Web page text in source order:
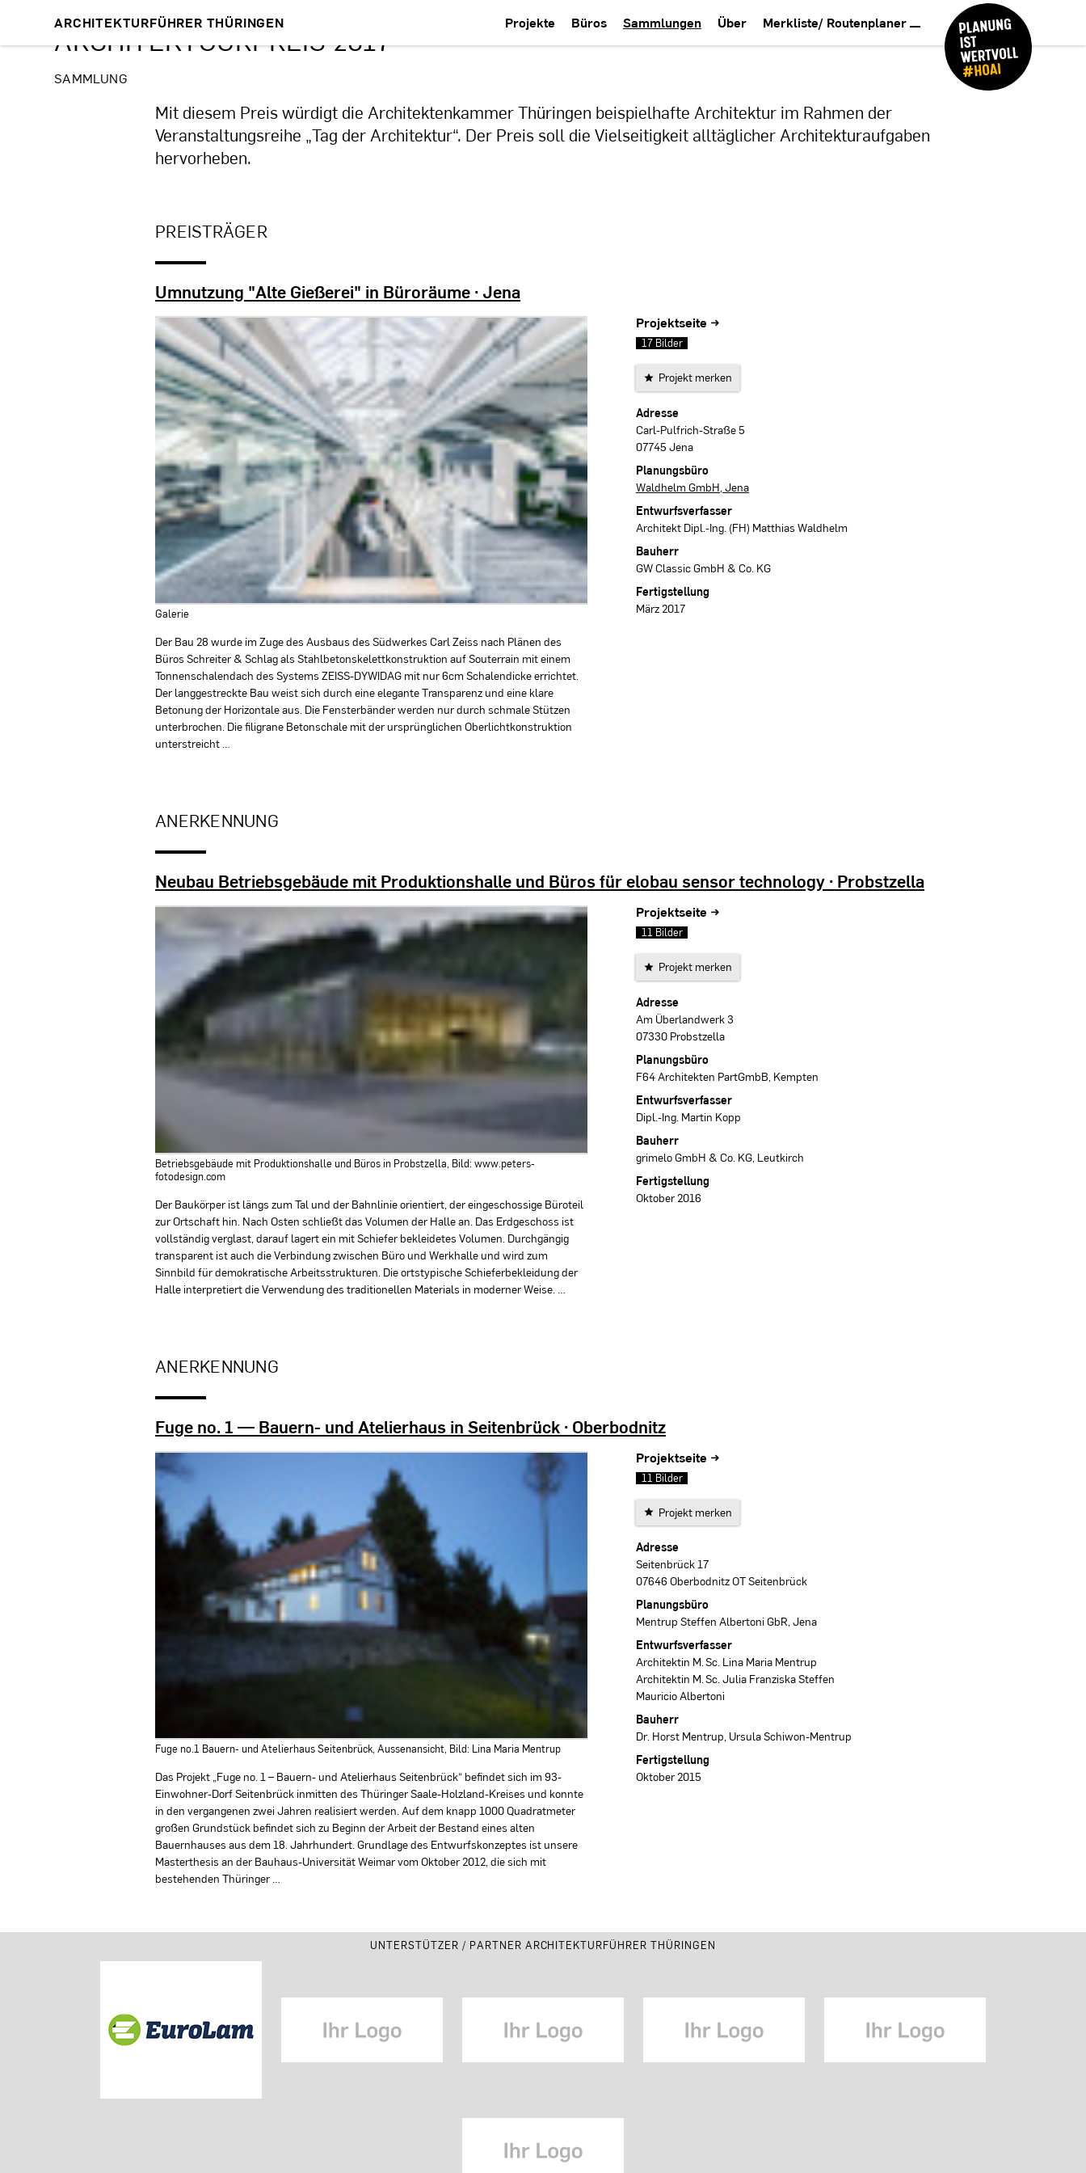
ARCHITEKTURFÜHRER THÜRINGEN Projekte Büros Sammlungen Über Merkliste/ Routenplaner
ARCHITEKTOURPREIS 2017
SAMMLUNG
Mit diesem Preis würdigt die Architektenkammer Thüringen beispielhafte Architektur im Rahmen der
Veranstaltungsreihe „Tag der Architektur“. Der Preis soll die Vielseitigkeit alltäglicher Architekturaufgaben
hervorheben.
PREISTRÄGER
Umnutzung "Alte Gießerei" in Büroräume · Jena
Galerie
Der Bau 28 wurde im Zuge des Ausbaus des Südwerkes Carl Zeiss nach Plänen des
Büros Schreiter & Schlag als Stahlbetonskelettkonstruktion auf Souterrain mit einem
Tonnenschalendach des Systems ZEISS-DYWIDAG mit nur 6cm Schalendicke errichtet.
Der langgestreckte Bau weist sich durch eine elegante Transparenz und eine klare
Betonung der Horizontale aus. Die Fensterbänder werden nur durch schmale Stützen
unterbrochen. Die filigrane Betonschale mit der ursprünglichen Oberlichtkonstruktion
unterstreicht …
Projektseite →
17 Bilder
Projekt merken
Projektdaten
Adresse
Carl-Pulfrich-Straße 5
07745 Jena
Planungsbüro
Waldhelm GmbH, Jena
Entwurfsverfasser
Architekt Dipl.-Ing. (FH) Matthias Waldhelm
Bauherr
GW Classic GmbH & Co. KG
Fertigstellung
März 2017
ANERKENNUNG
Neubau Betriebsgebäude mit Produktionshalle und Büros für elobau sensor technology · Probstzella
Betriebsgebäude mit Produktions­halle und Büros in Probstzella, Bild: www.peters-
fotodesign.com
Der Baukörper ist längs zum Tal und der Bahnlinie orientiert, der eingeschossige Büroteil
zur Ortschaft hin. Nach Osten schließt das Volumen der Halle an. Das Erdgeschoss ist
vollständig verglast, darauf lagert ein mit Schiefer bekleidetes Volumen. Durchgängig
transparent ist auch die Verbindung zwischen Büro und Werkhalle und wird zum
Sinnbild für demokratische Arbeitsstrukturen. Die ortstypische Schieferbekleidung der
Halle interpretiert die Verwendung des traditionellen Materials in moderner Weise. …
Projektseite →
11 Bilder
Projekt merken
Projektdaten
Adresse
Am Überlandwerk 3
07330 Probstzella
Planungsbüro
F64 Architekten PartGmbB, Kempten
Entwurfsverfasser
Dipl.-Ing. Martin Kopp
Bauherr
grimelo GmbH & Co. KG, Leutkirch
Fertigstellung
Oktober 2016
ANERKENNUNG
Fuge no. 1 — Bauern- und Atelierhaus in Seitenbrück · Oberbodnitz
Fuge no.1 Bauern- und Atelierhaus Seitenbrück, Aussenansicht, Bild: Lina Maria Mentrup
Das Projekt „Fuge no. 1 – Bauern- und Atelierhaus Seitenbrück“ befindet sich im 93-
Einwohner-Dorf Seitenbrück inmitten des Thüringer Saale-Holzland-Kreises und konnte
in den vergangenen zwei Jahren realisiert werden. Auf dem knapp 1000 Quadratmeter
großen Grundstück befindet sich zu Beginn der Arbeit der Bestand eines alten
Bauernhauses aus dem 18. Jahrhundert. Grundlage des Entwurfskonzeptes ist unsere
Masterthesis an der Bauhaus-Universität Weimar vom Oktober 2012, die sich mit
bestehenden Thüringer …
Projektseite →
11 Bilder
Projekt merken
Projektdaten
Adresse
Seitenbrück 17
07646 Oberbodnitz OT Seitenbrück
Planungsbüro
Mentrup Steffen Albertoni GbR, Jena
Entwurfsverfasser
Architektin M. Sc. Lina Maria Mentrup
Architektin M. Sc. Julia Franziska Steffen
Mauricio Albertoni
Bauherr
Dr. Horst Mentrup, Ursula Schiwon-Mentrup
Fertigstellung
Oktober 2015
UNTERSTÜTZER / PARTNER ARCHITEKTURFÜHRER THÜRINGEN